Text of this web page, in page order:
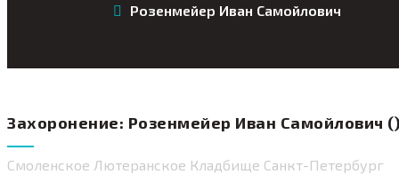
Розенмейер Иван Самойлович
Захоронение: Розенмейер Иван Самойлович
Смоленское Лютеранское Кладбище Санкт-Петербург